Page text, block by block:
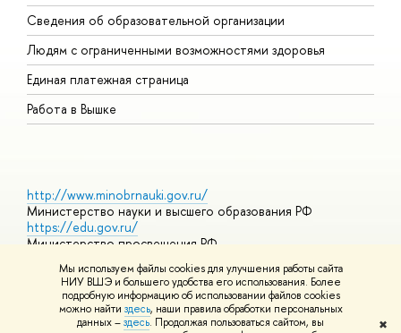
Мы используем файлы cookies для улучшения работы сайта
НИУ ВШЭ и большего удобства его использования. Более
подробную информацию об использовании файлов cookies
можно найти здесь, наши правила обработки персональных
данных –здесь. Продолжая пользоваться сайтом, вы
✖
Сведения об образовательной организации
Людям с ограниченными возможностями здоровья
Единая платежная страница
Работа в Вышке
http://www.minobrnauki.gov.ru/
Министерство науки и высшего образования РФ
https://edu.gov.ru/
Министерство просвещения РФ
https://elearning.hse.ru/mooc
Массовые открытые онлайн-курсы
© НИУ ВШЭ 1993–2026 Адреса и контактыУсловия